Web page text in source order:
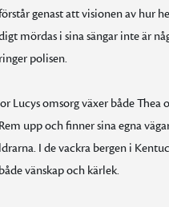
genast att visionen av hur
mördas i sina sängar inte är
polisen.
Lucys omsorg växer både Thea
upp och finner sina egna
I de vackra bergen i
vänskap och kärlek.